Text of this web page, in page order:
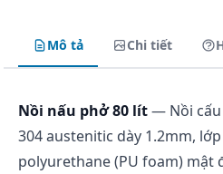
Mô tả Chi tiết
Nồi nấu phở 80 lít— Nồi cấu
304 austenitic dày 1.2mm,
polyurethane (PU foam) mật